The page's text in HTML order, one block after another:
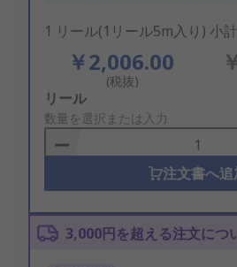
1 リール(1リール5m入り) 小
￥2,006.00
(税抜)
Add
to
Basket
リール
数量を選択または入力
注文書へ追
3,000円を超える注文につ